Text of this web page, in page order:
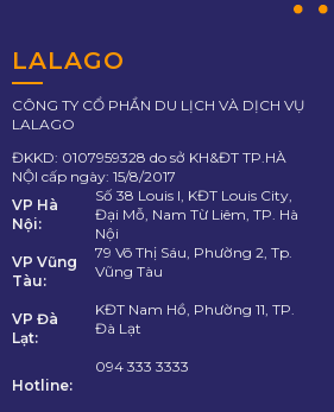
LALAGO
CÔNG TY CỔ PHẦN DU LỊCH VÀ DỊCH VỤ
LALAGO
ĐKKD: 0107959328 do sở KH&ĐT TP.HÀ
NỘI cấp ngày: 15/8/2017
VP Hà
Nội:
Số 38 Louis I, KĐT Louis City,
Đại Mỗ, Nam Từ Liêm, TP. Hà
Nội
VP Vũng
Tàu:
79 Võ Thị Sáu, Phường 2, Tp.
Vũng Tàu
VP Đà
Lạt:
KĐT Nam Hồ, Phường 11, TP.
Đà Lạt
Hotline:
094 333 3333